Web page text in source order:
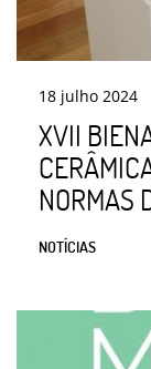
18 julho 2024
XVII
NORMAS
NOTÍCIAS